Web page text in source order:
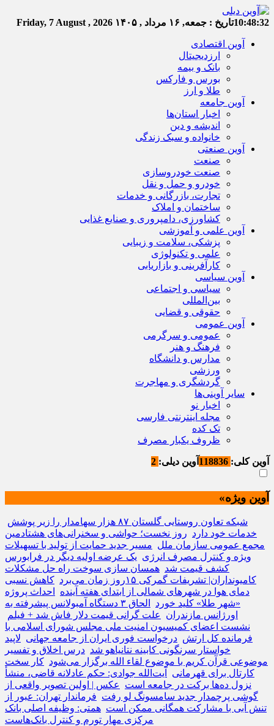
10:48:32تاریخ : جمعه, ۱۶ مرداد , ۱۴۰۵ Friday, 7 August , 2026
آوین اقتصادی
ارزدیجیتال
بانک و بیمه
بورس و فارکس
طلا و ارز
آوین جامعه
اخبار استان‌ها
اندیشه و دین
خانواده و سبک زندگی
آوین صنعتی
صنعت
صنعت خودروسازی
خودرو و حمل و نقل
تجارت، بازرگانی و خدمات
ساختمان و املاک
کشاورزی، دامپروری و صنایع غذایی
آوین علمی و آموزشی
پزشکی، سلامت و زیبایی
علمی و تکنولوژی
کارآفرینی و بازاریابی
آوین سیاسی
سیاسی و اجتماعی
بین‌المللی
حقوقی و قضایی
آوین عمومی
عمومی و سرگرمی
فرهنگ و هنر
مدارس و دانشگاه
ورزشی
گردشگری و مهاجرت
سایر آوینی‌ها
اخبار نو
مجله اینترنتی فارسی
تک کده
ظروف یکبار مصرف
آوین کلی: آوین دیلی:
آوین ویژه»
شبکه تعاون روستایی گلستان ۸۷ هزار سهامدار را زیر پوشش
خدمات خود دارد روز نخست؛ حواشی و سخنرانی‌های هشتادمین
مجمع عمومی سازمان ملل مسیر جدید حمایت از تولید با تسهیلات
ویژه و کنترل مصرف انرژی یک عرضه اولیه دیگر در فرابورس
کشف قیمت شد همسان سازی سوخت راه حل مشکلات
کامیونداران| تشریفات گمرکی ۱۵روز زمان می‌برد
کاهش نسبی
دمای هوا در شهرهای شمالی از ابتدای هفته آینده
احداث پروژه
«شهر طلا» کلید خورد
الحاق ۳ دستگاه آمبولانس پیشرفته به
اورژانس مازندران
علت گرانی قیمت دلار فاش شد + فیلم
نشست اعضای کمیسیون امنیت ملی مجلس شورای اسلامی با
فرمانده کل ارتش درخواست فوری ایران از جامعه جهانی لاپید
خواستار سرنگونی کابینه نتانیاهو شد درس اخلاق و تفسیر
موضوعی قرآن کریم با موضوع لقاء الله برگزار می‌شود کار سخت
کارتال برای قهرمانی
آیت‌الله جوادی: حکم عادلانه قاضی، منشأ
نزول ده‌ها برکت در جامعه است
عکس | اولین تصویر واقعی از
گوشی پرچمدار جدید سامسونگ لو رفت فرماندار تهران: عبور از
تنش آبی با مشارکت همگانی ممکن است همتی: وظیفه اصلی بانک
مرکزی مهار تورم و کنترل بانک‌هاست